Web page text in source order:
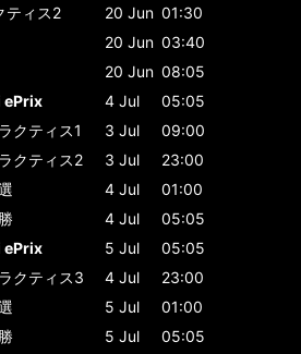
ティス2 20 Jun 01:30
20 Jun 03:40
20 Jun 08:05
ePrix
4 Jul
05:05
クティス1 3 Jul
09:00
クティス2 3 Jul
23:00
4 Jul
01:00
4 Jul
05:05
ePrix
5 Jul
05:05
クティス3 4 Jul
23:00
5 Jul
01:00
5 Jul
05:05